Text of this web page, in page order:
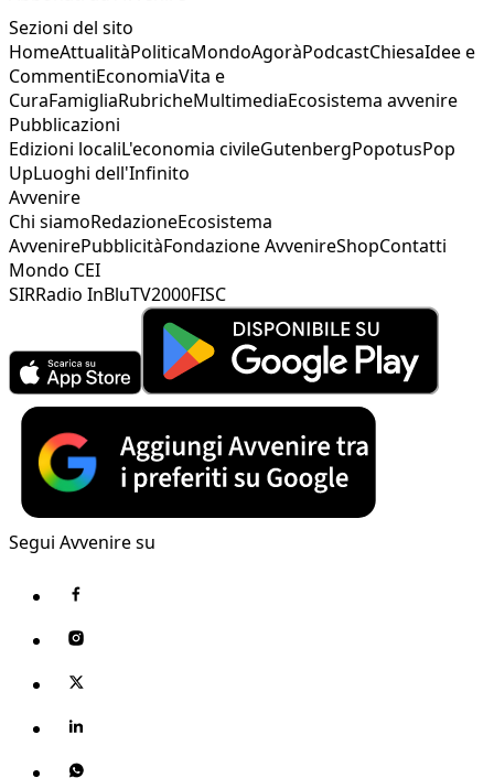
Sezioni del sito
HomeAttualitàPoliticaMondoAgoràPodcastChiesaIdee e
CommentiEconomiaVita e
CuraFamigliaRubricheMultimediaEcosistema avvenire
Pubblicazioni
Edizioni localiL'economia civileGutenbergPopotusPop
UpLuoghi dell'Infinito
Avvenire
Chi siamoRedazioneEcosistema
AvvenirePubblicitàFondazione AvvenireShopContatti
Mondo CEI
SIRRadio InBluTV2000FISC
Segui Avvenire su